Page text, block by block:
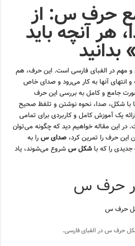
حرف س: از
هر آنچه باید
و مهم در الفبای فارسی است. این حرف، هم
و انتهای آنها به کار می‌رود و صدای خاص
صورت جامع و کامل به بررسی این حرف
تا با شکل، صدا، نحوه نوشتن و تلفظ صحیح
یک آموزش کامل و کاربردی برای تمامی
در این مقاله خواهیم دید که چگونه می‌توان
این حرف را تمرین کرد،صدای سرا به
را که باشکل سشروع می‌شوند، یاد
حرف س
حرف س در الفبای فارسی.